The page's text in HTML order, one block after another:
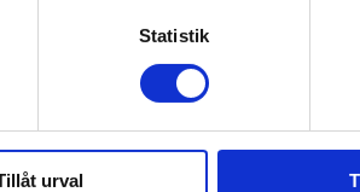
Statistik
urval
and receive valuable tips and advice
beautiful smile!